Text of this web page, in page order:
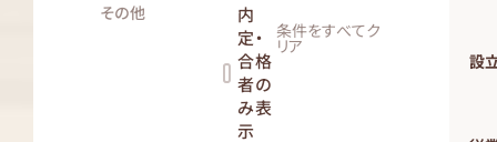
その他
内
定・
合格
者の
み表
示
条件をすべてク
リア
設